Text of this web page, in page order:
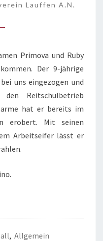
Lauffen A.N.
Primova und Ruby
Der 9-jährige
uns eingezogen und
Reitschulbetrieb
hat er bereits im
erobert. Mit seinen
Arbeitseifer lässt er
, Allgemein